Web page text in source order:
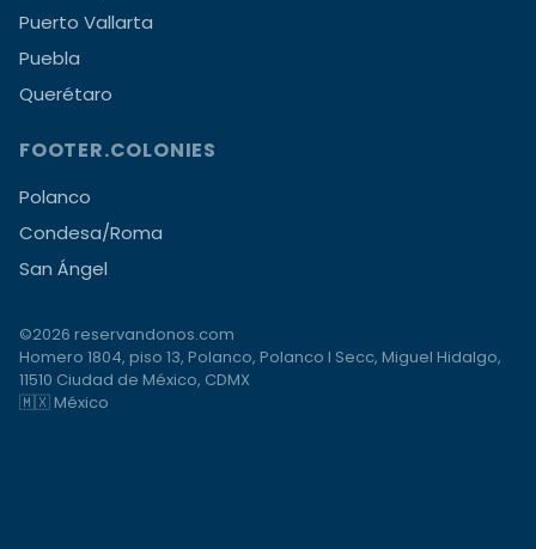
Puerto Vallarta
Puebla
Querétaro
FOOTER.COLONIES
Polanco
Condesa/Roma
San Ángel
©2026 reservandonos.com
Homero 1804, piso 13, Polanco, Polanco I Secc, Miguel Hidalgo,
11510 Ciudad de México, CDMX
🇲🇽 México